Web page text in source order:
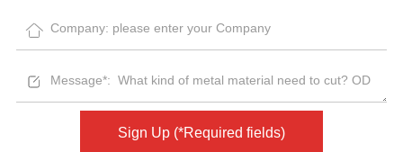
Sign Up (*Required fields)